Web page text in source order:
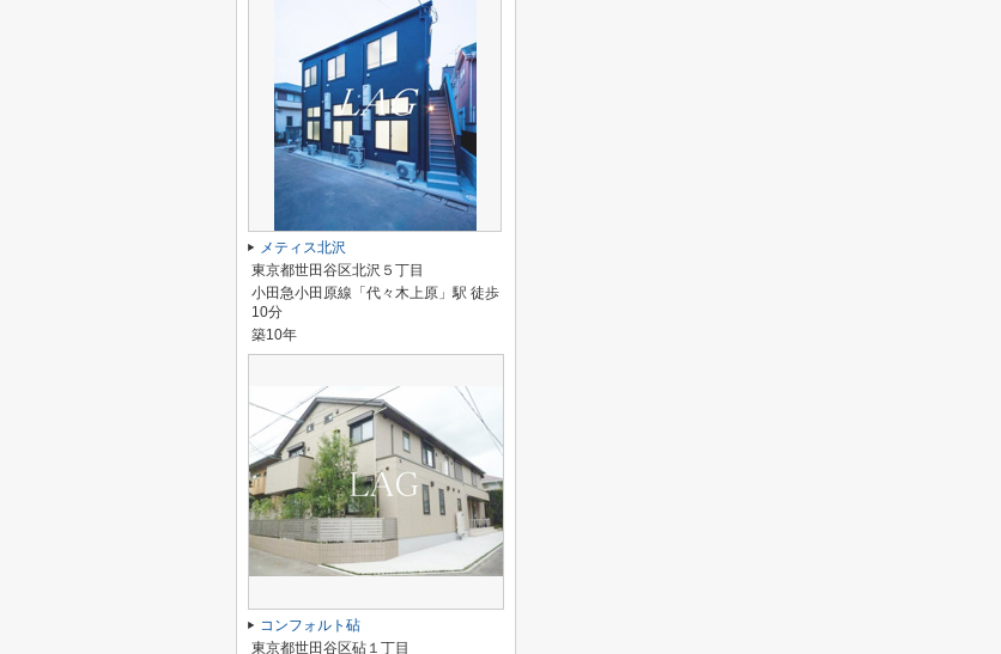
メティス北沢
東京都世田谷区北沢５丁目
小田急小田原線「代々木上原」駅 徒歩
10分
築10年
コンフォルト砧
東京都世田谷区砧１丁目